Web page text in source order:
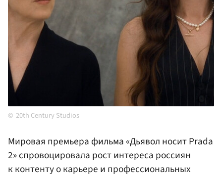
20th Century Studios
Мировая премьера фильма «Дьявол носит Prada
2» спровоцировала рост интереса россиян
к контенту о карьере и профессиональных